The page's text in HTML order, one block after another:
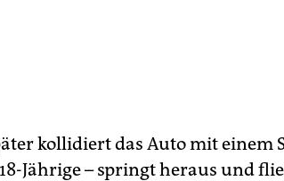
kollidiert das Auto mit einem
Jährige – springt heraus und